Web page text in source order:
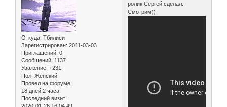
Откуда: Тбилиси
Зарегистрирован: 2011-03-03
Приглашений: 0
Сообщений: 1137
Уважение: +231
Пол: Женский
Провел на форуме:
18 дней 2 часа
Последний визит:
ролик Сергей сделал.
Смотрим))